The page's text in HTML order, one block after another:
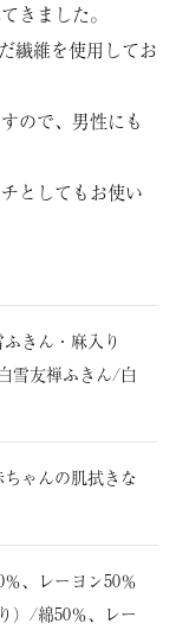
きました。
繊維を使用してお
ので、男性にも
としてもお使い
きん・麻入り
雪友禅ふきん/白
ゃんの肌拭きな
、レーヨン50％
）/綿50％、レー